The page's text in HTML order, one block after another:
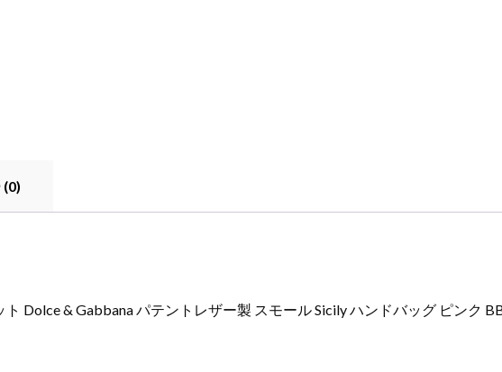
(0)
ト Dolce & Gabbana パテントレザー製 スモール Sicily ハンドバッグ ピンク